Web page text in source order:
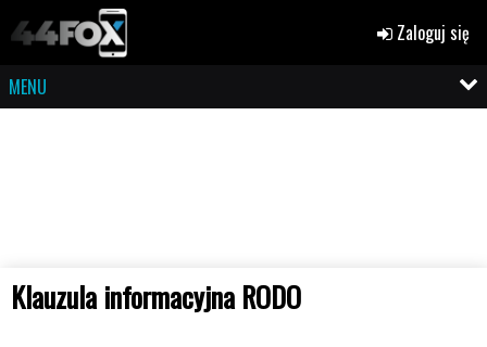
Zaloguj się
MENU
Klauzula informacyjna RODO